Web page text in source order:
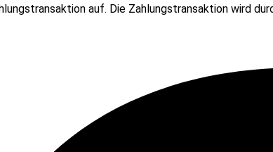
auf. Die Zahlungstransaktion wird